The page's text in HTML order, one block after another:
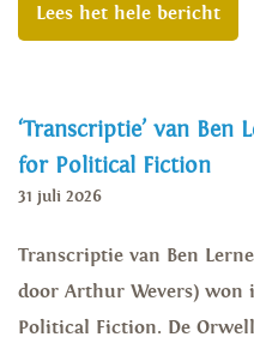
Lees het hele bericht
‘Transcriptie’ van
for Political Fiction
31 juli 2026
Transcriptie van Ben
door Arthur Wevers)
Political Fiction. De